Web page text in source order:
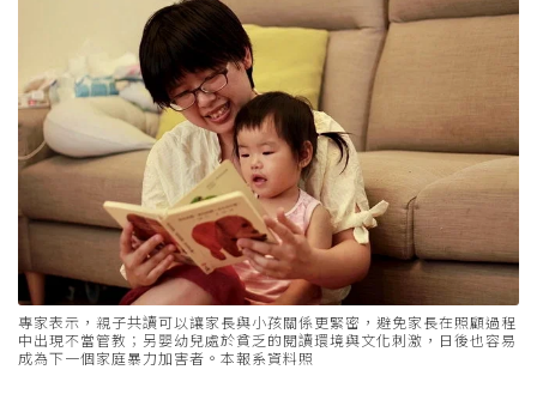
專家表示，親子共讀可以讓家長與小孩關係更緊密，避免家長在照顧過程
中出現不當管教；另嬰幼兒處於貧乏的閱讀環境與文化刺激，日後也容易
成為下一個家庭暴力加害者。本報系資料照